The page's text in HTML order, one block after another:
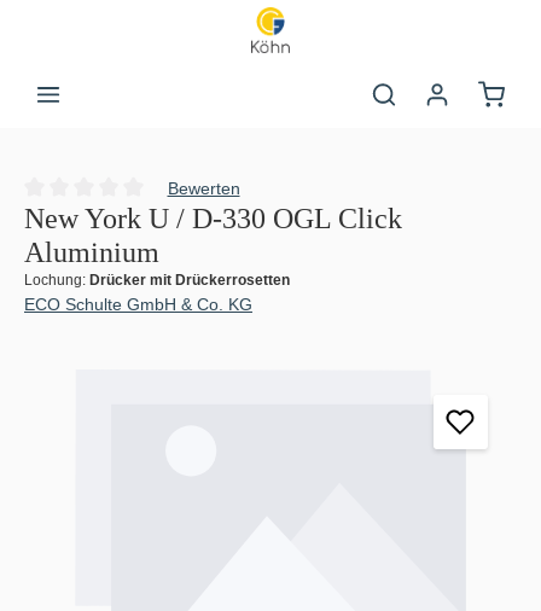
Durchschnittliche Bewertung von 0 von 5 Sternen
Bewerten
New York U / D-330 OGL Click
Aluminium
Lochung: Drücker mit Drückerrosetten
ECO Schulte GmbH & Co. KG